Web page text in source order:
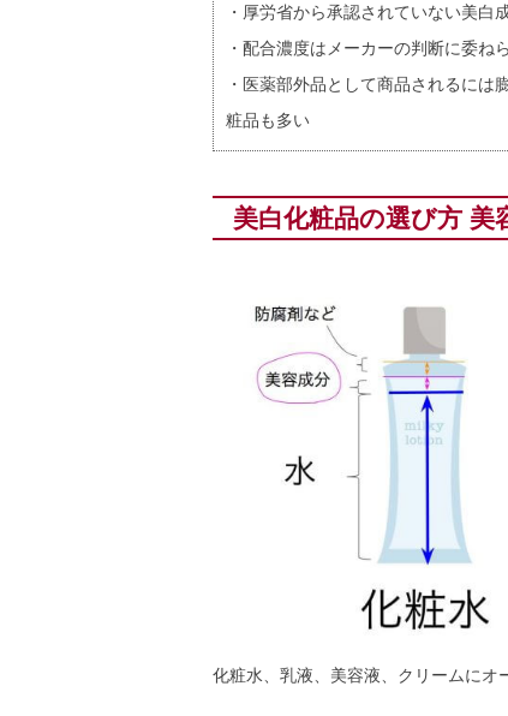
・厚労省から承認されていない美白
・配合濃度はメーカーの判断に委ね
・医薬部外品として商品されるに
粧品も多い
美白化粧品の選び方 美
化粧水、乳液、美容液、クリームにオ